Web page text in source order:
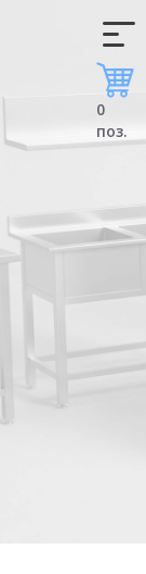
0
поз.